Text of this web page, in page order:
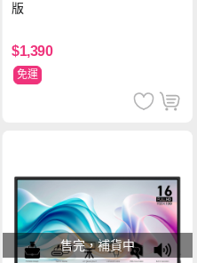
版
$1,390
免運
售完，補貨中